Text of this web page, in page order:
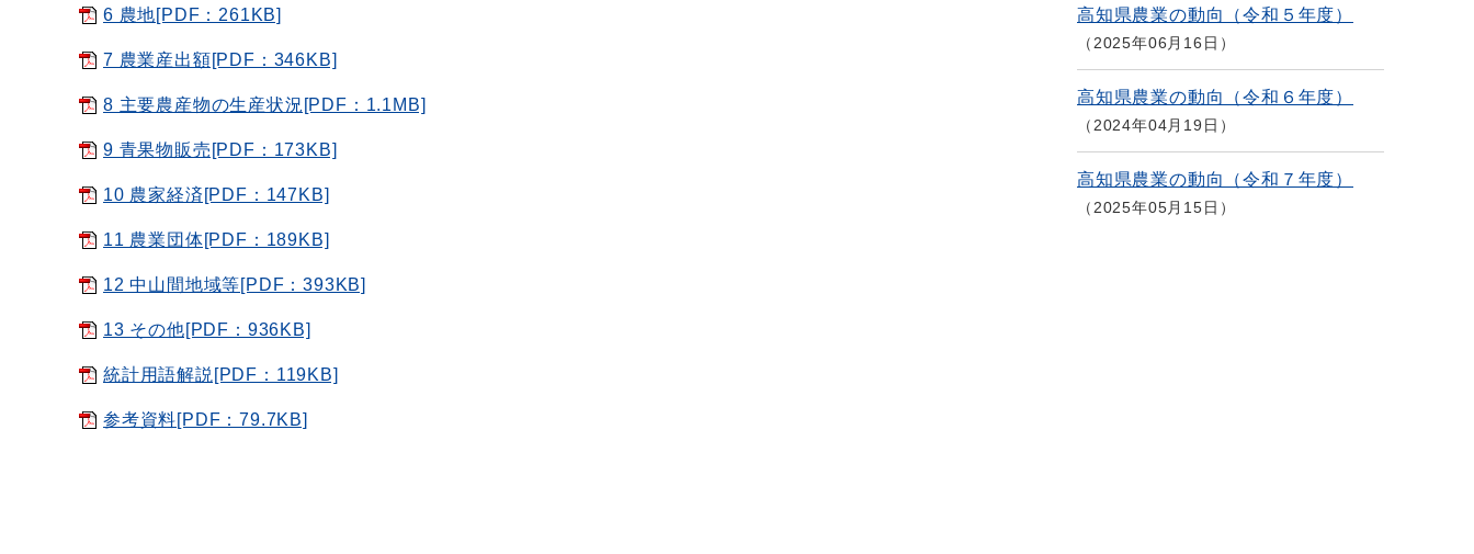
6 農地[PDF：261KB]
7 農業産出額[PDF：346KB]
8 主要農産物の生産状況[PDF：1.1MB]
9 青果物販売[PDF：173KB]
10 農家経済[PDF：147KB]
11 農業団体[PDF：189KB]
12 中山間地域等[PDF：393KB]
13 その他[PDF：936KB]
統計用語解説[PDF：119KB]
参考資料[PDF：79.7KB]
高知県農業の動向（令和５年度）
2025年06月16日
高知県農業の動向（令和６年度）
2024年04月19日
高知県農業の動向（令和７年度）
2025年05月15日